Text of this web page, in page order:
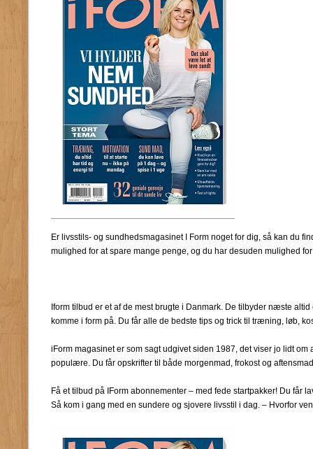
Er livsstils- og sundhedsmagasinet I Form noget for dig, så kan du
mulighed for at spare mange penge, og du har desuden mulighed
Iform tilbud er et af de mest brugte i Danmark. De tilbyder næste
komme i form på. Du får alle de bedste tips og trick til træning, løb,
iForm magasinet er som sagt udgivet siden 1987, det viser jo lidt
populære. Du får opskrifter til både morgenmad, frokost og
Få et tilbud på IForm abonnementer – med fede startpakker! Du får
Så kom i gang med en sundere og sjovere livsstil i dag. – Hvorfor